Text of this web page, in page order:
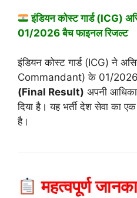
इंडियन कोस्ट गार्ड (ICG)
01/2026 बैच फाइनल रिजल्ट
इंडियन कोस्ट गार्ड (ICG) ने
Commandant) के 01/
(Final Result) अपनी
दिया है। यह भर्ती देश सेवा का
है।
महत्वपूर्ण